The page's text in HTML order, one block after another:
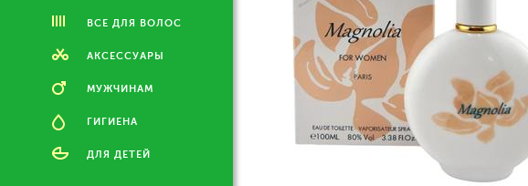
ВСЕ ДЛЯ ВОЛОС
АКСЕССУАРЫ
МУЖЧИНАМ
ГИГИЕНА
ДЛЯ ДЕТЕЙ